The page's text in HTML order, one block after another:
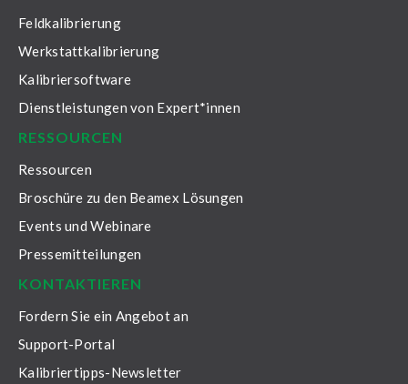
Feldkalibrierung
Werkstattkalibrierung
Kalibriersoftware
Dienstleistungen von Expert*innen
RESSOURCEN
Ressourcen
Broschüre zu den Beamex Lösungen
Events und Webinare
Pressemitteilungen
KONTAKTIEREN
Fordern Sie ein Angebot an
Support-Portal
Kalibriertipps-Newsletter